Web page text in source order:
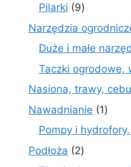
Pilarki 99
produktów
Narzędzia
Duże i małe
Taczki ogrodowe,
Nasiona, trawy,
Nawadnianie 11
Pompy i
Podłoża 22